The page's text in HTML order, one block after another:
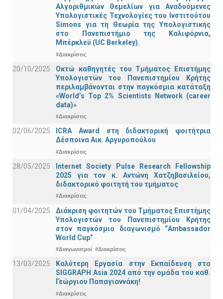
Αλγοριθμικών Θεμελίων για Αναδυόμενες
Υπολογιστικές Τεχνολογίες του Ινστιτούτου
Simons για τη Θεωρία της Υπολογιστικής
στο Πανεπιστήμιο της Καλιφόρνια,
Μπέρκλεϋ (UC Berkeley).
#Διακρίσεις
20/10/2025
Οκτώ καθηγητές του Τμήματος Επιστήμης
Υπολογιστών του Πανεπιστημίου Κρήτης
περιλαμβάνονται στην παγκόσμια κατάταξη
«World’s Top 2% Scientists Network (career
data)»
#Διακρίσεις
02/06/2025
ICRA Award στη διδακτορική φοιτήτρια
Δέσποινα Αικ. Αργυροπούλου
#Διακρίσεις
28/05/2025
Internet Society Pulse Research Fellowship
2025 για τον κ. Αντώνη Χατζηβασιλείου,
διδακτορικό φοιτητή του τμήματος
#Διακρίσεις
01/04/2025
Διάκριση φοιτητών του Τμήματος Επιστήμης
Υπολογιστών του Πανεπιστημίου Κρήτης
στον παγκόσμιο διαγωνισμό “Ambassador
World Cup”
#Διαγωνισμοί #Διακρίσεις
13/03/2025
Καλύτερη Εργασία στην Εκπαίδευση στο
SIGGRAPH Asia 2024 από την ομάδα του καθ.
Γεώργιου Παπαγιαννάκη!
#Διακρίσεις